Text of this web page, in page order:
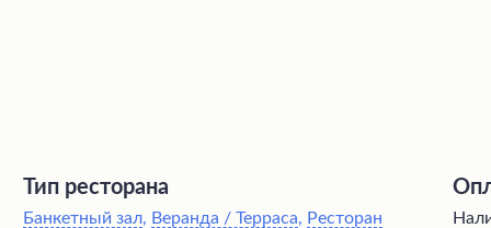
Тип ресторана
Банкетный зал, Веранда / Терраса, Ресторан